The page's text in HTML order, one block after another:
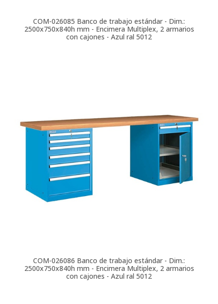
COM-026085 Banco de trabajo estándar - Dim.:
2500x750x840h mm - Encimera Multiplex, 2 armarios
con cajones - Azul ral 5012
COM-026086 Banco de trabajo estándar - Dim.:
2500x750x840h mm - Encimera Multiplex, 2 armarios
con cajones - Azul ral 5012